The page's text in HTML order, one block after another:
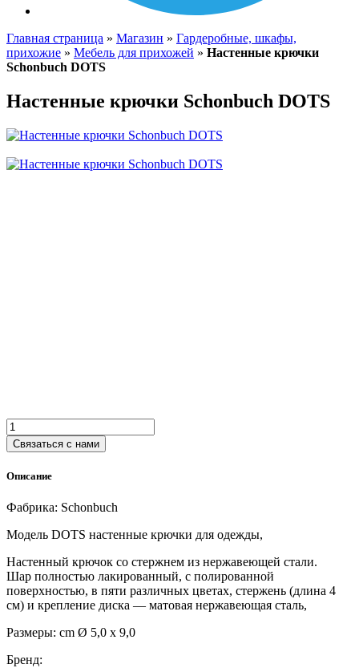
Главная страница » Магазин » Гардеробные, шкафы,
прихожие » Мебель для прихожей » Настенные крючки
Schonbuch DOTS
Настенные крючки Schonbuch DOTS
Количество
товара
Настенные
Schonbuch
Связаться с нами
Описание
Фабрика: Schonbuch
Модель DOTS настенные крючки для одежды,
Настенный крючок со стержнем из нержавеющей стали.
Шар полностью лакированный, с полированной
поверхностью, в пяти различных цветах, cтержень (длина 4
см) и крепление диска — матовая нержавеющая сталь,
Размеры: cm Ø 5,0 x 9,0
Бренд: